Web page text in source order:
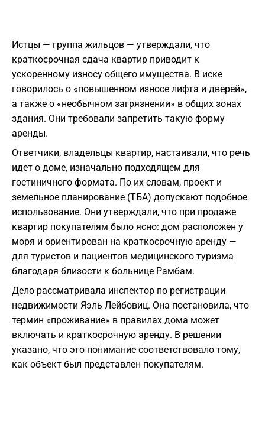
Истцы — группа жильцов — утверждали, что
краткосрочная сдача квартир приводит к
ускоренному износу общего имущества. В иске
говорилось о «повышенном износе лифта и дверей»,
а также о «необычном загрязнении» в общих зонах
здания. Они требовали запретить такую форму
аренды.
Ответчики, владельцы квартир, настаивали, что речь
идет о доме, изначально подходящем для
гостиничного формата. По их словам, проект и
земельное планирование (ТБА) допускают подобное
использование. Они утверждали, что при продаже
квартир покупателям было ясно: дом расположен у
моря и ориентирован на краткосрочную аренду —
для туристов и пациентов медицинского туризма
благодаря близости к больнице Рамбам.
Дело рассматривала инспектор по регистрации
недвижимости Яэль Лейбовиц. Она постановила, что
термин «проживание» в правилах дома может
включать и краткосрочную аренду. В решении
указано, что это понимание соответствовало тому,
как объект был представлен покупателям.